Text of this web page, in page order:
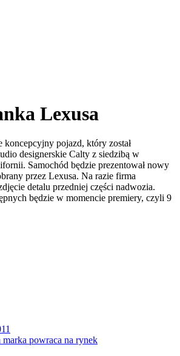
Lexusa
koncepcyjny pojazd, który został
designerskie Calty z siedzibą w
Samochód będzie prezentował nowy
przez Lexusa. Na razie firma
detalu przedniej części nadwozia.
będzie w momencie premiery, czyli 9
powraca na rynek